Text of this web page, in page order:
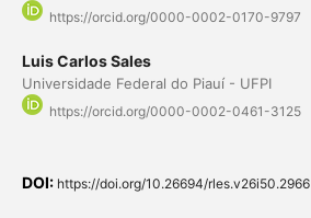
https://orcid.org/0000-0002-0170-9797
Luis Carlos Sales
Universidade Federal do Piauí - UFPI
https://orcid.org/0000-0002-0461-3125
DOI: https://doi.org/10.26694/rles.v26i50.2966